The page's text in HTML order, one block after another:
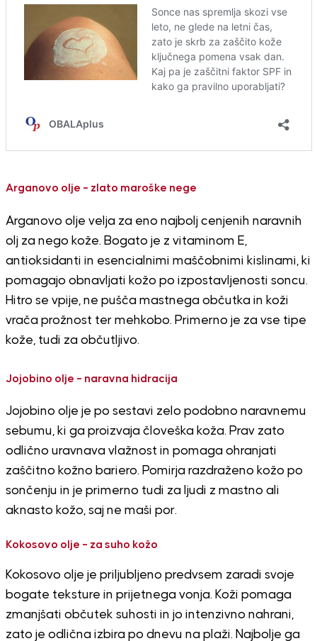
Arganovo olje – zlato maroške nege
Arganovo olje velja za eno najbolj cenjenih naravnih
olj za nego kože. Bogato je z vitaminom E,
antioksidanti in esencialnimi maščobnimi kislinami, ki
pomagajo obnavljati kožo po izpostavljenosti soncu.
Hitro se vpije, ne pušča mastnega občutka in koži
vrača prožnost ter mehkobo. Primerno je za vse tipe
kože, tudi za občutljivo.
Jojobino olje – naravna hidracija
Jojobino olje je po sestavi zelo podobno naravnemu
sebumu, ki ga proizvaja človeška koža. Prav zato
odlično uravnava vlažnost in pomaga ohranjati
zaščitno kožno bariero. Pomirja razdraženo kožo po
sončenju in je primerno tudi za ljudi z mastno ali
aknasto kožo, saj ne maši por.
Kokosovo olje – za suho kožo
Kokosovo olje je priljubljeno predvsem zaradi svoje
bogate teksture in prijetnega vonja. Koži pomaga
zmanjšati občutek suhosti in jo intenzivno nahrani,
zato je odlična izbira po dnevu na plaži. Najbolje ga